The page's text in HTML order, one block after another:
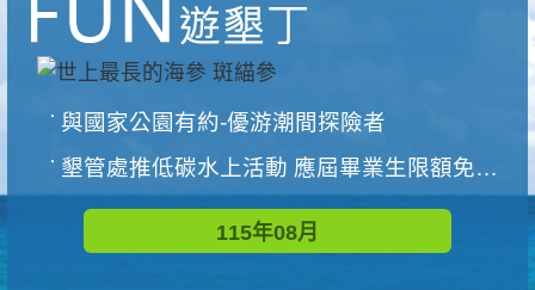
與國家公園有約-優游潮間探險者
墾管處推低碳水上活動 應屆畢業生限額免費參加
115年08月